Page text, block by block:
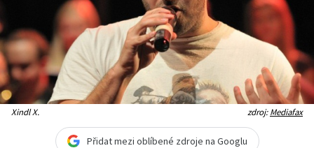
Xindl X. zdroj:Mediafax
Přidat mezi oblíbené zdroje na Googlu